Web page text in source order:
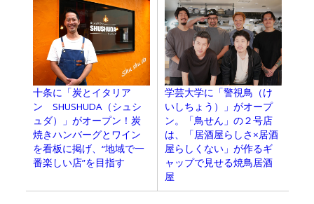
十条に「炭とイタリア
ン SHUSHUDA（シュシ
ュダ）」がオープン！炭
焼きハンバーグとワイン
を看板に掲げ、“地域で一
番楽しい店”を目指す
学芸大学に「警視鳥（け
いしちょう）」がオープ
ン。「鳥せん」の２号店
は、「居酒屋らしさ×居酒
屋らしくない」が作るギ
ャップで見せる焼鳥居酒
屋